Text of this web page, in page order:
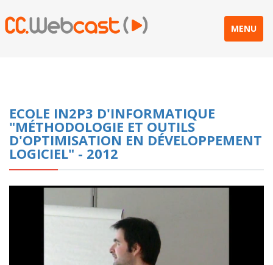
MENU
ECOLE IN2P3 D'INFORMATIQUE
"MÉTHODOLOGIE ET OUTILS
D'OPTIMISATION EN DÉVELOPPEMENT
LOGICIEL" - 2012